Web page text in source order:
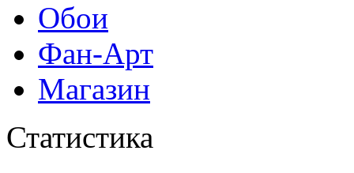
Обои
Фан-Арт
Магазин
Статистика